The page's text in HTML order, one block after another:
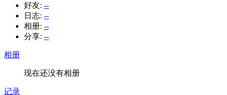
好友: --
日志: --
相册: --
分享: --
相册
现在还没有相册
记录